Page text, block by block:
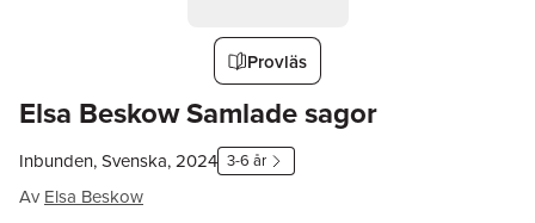
Provläs
Elsa Beskow Samlade sagor
Inbunden, Svenska, 2024 3-6 år
Av Elsa Beskow